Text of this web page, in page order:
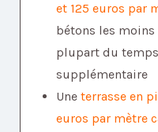
et 125 euros par
bétons les moins
plupart du
supplémentaire
Une terrasse en
euros par mètre